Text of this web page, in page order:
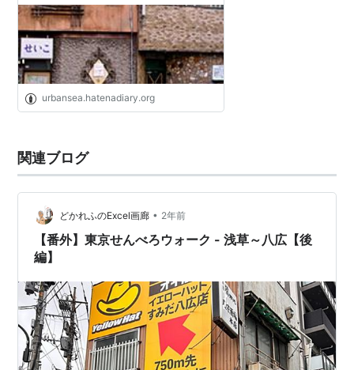
urbansea.hatenadiary.org
関連ブログ
どかれふのExcel画廊 • 2年前
【番外】東京せんべろウォーク - 浅草～八広【後
編】